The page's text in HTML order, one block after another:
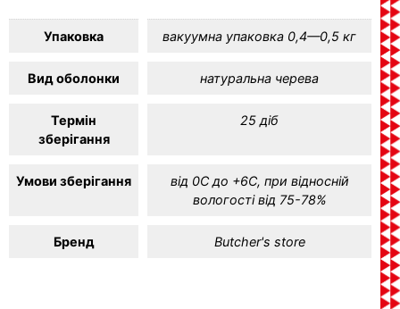
Упаковка вакуумна упаковка 0,4—0,5 кг
Вид оболонки натуральна черева
Термін
зберігання
25 діб
Умови зберігання
від 0С до +6С, при відносній
вологості від 75-78%
Бренд Butcher's store